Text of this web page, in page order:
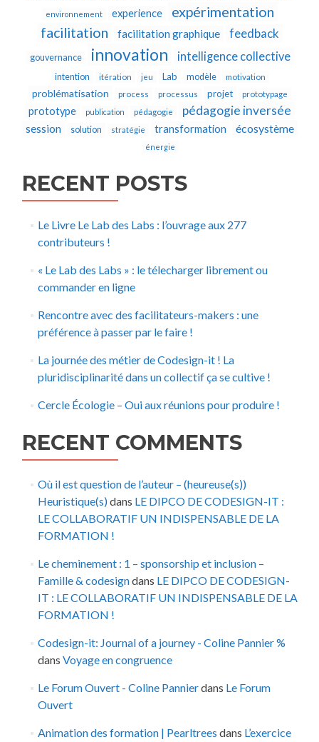
environnement experience
expérimentation
facilitation
facilitation graphique feedback
gouvernance innovation intelligence collective
intention itération jeu Lab modèle motivation
problématisation process processus projet prototypage
prototype publication pédagogie pédagogie inversée
session solution stratégie transformation écosystème
énergie
RECENT POSTS
Le Livre Le Lab des Labs : l’ouvrage aux 277
contributeurs !
« Le Lab des Labs » : le télecharger librement ou
commander en ligne
Rencontre avec des facilitateurs-makers : une
préférence à passer par le faire !
La journée des métier de Codesign-it ! La
pluridisciplinarité dans un collectif ça se cultive !
Cercle Écologie – Oui aux réunions pour produire !
RECENT COMMENTS
Où il est question de l’auteur – (heureuse(s))
Heuristique(s)dans LE DIPCO DE CODESIGN-IT :
LE COLLABORATIF UN INDISPENSABLE DE LA
FORMATION !
Le cheminement : 1 – sponsorship et inclusion –
Famille & codesigndans LE DIPCO DE CODESIGN-
IT : LE COLLABORATIF UN INDISPENSABLE DE LA
FORMATION !
Codesign-it: Journal of a journey - Coline Pannier %
dans Voyage en congruence
Le Forum Ouvert - Coline Pannierdans Le Forum
Ouvert
Animation des formation | Pearltrees dans L’exercice